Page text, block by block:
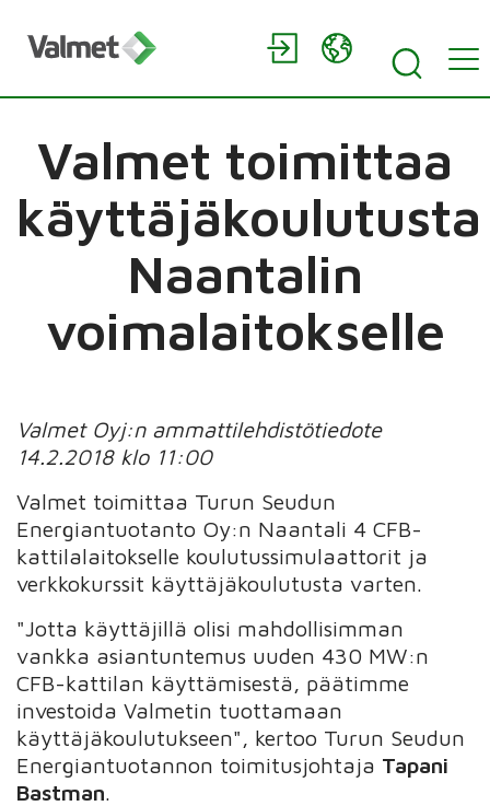
Valmet toimittaa
käyttäjäkoulutusta
Naantalin
voimalaitokselle
Valmet Oyj:n ammattilehdistötiedote
14.2.2018 klo 11:00
Valmet toimittaa Turun Seudun
Energiantuotanto Oy:n Naantali 4 CFB-
kattilalaitokselle koulutussimulaattorit ja
verkkokurssit käyttäjäkoulutusta varten.
"Jotta käyttäjillä olisi mahdollisimman
vankka asiantuntemus uuden 430 MW:n
CFB-kattilan käyttämisestä, päätimme
investoida Valmetin tuottamaan
käyttäjäkoulutukseen", kertoo Turun Seudun
Energiantuotannon toimitusjohtaja Tapani
Bastman